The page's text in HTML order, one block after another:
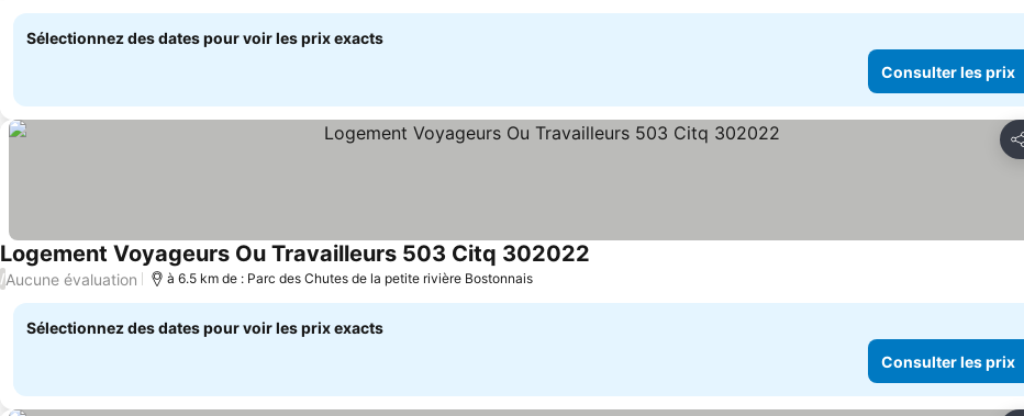
Sélectionnez des dates pour voir les prix exacts
Consulter les prix
Logement Voyageurs Ou Travailleurs 503 Citq 302022
/Aucune évaluation à 6.5 km de : Parc des Chutes de la petite rivière Bostonnais
Sélectionnez des dates pour voir les prix exacts
Consulter les prix